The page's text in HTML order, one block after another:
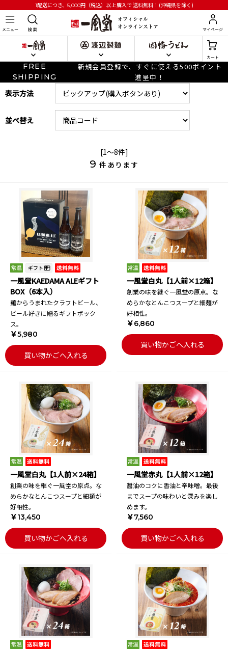
1配送につき、5,000円 （税込）以上購入で送料無料！(沖縄県を除く)
メニュー 検 索 マイページ
カート
FREE
SHIPPING
新規会員登録で、すぐに使える500ポイント
進呈中！
表示方法
並べ替え
[1～8件]
9 件あります
一風堂KAEDAMA ALEギフト
BOX（6本入）
麺からうまれたクラフトビール、
ビール好きに贈るギフトボック
ス。
￥5,980
買い物かごへ入れる
一風堂白丸【1人前×12箱】
創業の味を継ぐ一風堂の原点。な
めらかなとんこつスープと細麺が
好相性。
￥6,860
買い物かごへ入れる
一風堂白丸【1人前×24箱】
創業の味を継ぐ一風堂の原点。な
めらかなとんこつスープと細麺が
好相性。
￥13,450
買い物かごへ入れる
一風堂赤丸【1人前×12箱】
醤油のコクに香油と辛味噌。最後
までスープの味わいと深みを楽し
めます。
￥7,560
買い物かごへ入れる